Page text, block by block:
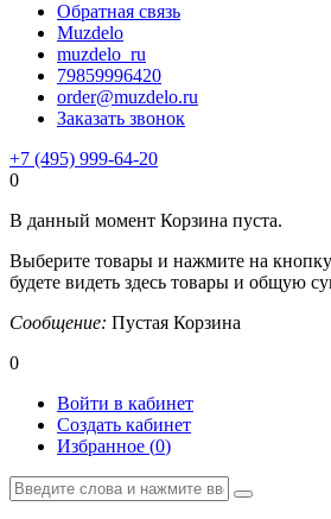
Обратная связь
Muzdelo
muzdelo_ru
79859996420
order@muzdelo.ru
Заказать звонок
+7 (495) 999-64-20
0
В данный момент Корзина пуста.
Выберите товары и нажмите на
будете видеть здесь товары и общую
Сообщение: Пустая Корзина
0
Войти в кабинет
Создать кабинет
Избранное (0)